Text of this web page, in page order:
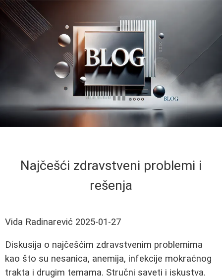
Najčešći zdravstveni problemi i
rešenja
Vida Radinarević 2025-01-27
Diskusija o najčešćim zdravstvenim problemima
kao što su nesanica, anemija, infekcije mokraćnog
trakta i drugim temama. Stručni saveti i iskustva.